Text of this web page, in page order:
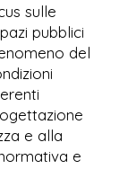
sulle
pubblici
del
e alla
e